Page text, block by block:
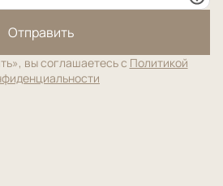
Отправить
вы соглашаетесь с Политикой